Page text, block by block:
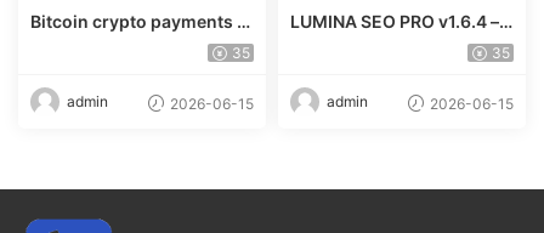
Bitcoin crypto payments s
upport for CryptoPay v1.4.
35
admin 2026-06-15
LUMINA SEO PRO v1.6.4 – R
ank #1 Without Writing
35
admin 2026-06-15